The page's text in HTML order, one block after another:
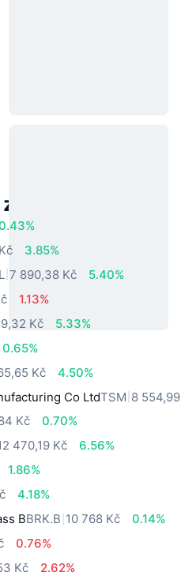
reálného světa
3.85%
7 890,38 Kč
5.40%
1.13%
Kč
5.33%
0.65%
Kč
4.50%
Co LtdTSM 8
Kč
0.70%
470,19 Kč
6.56%
1.86%
4.18%
BBRK.B 10 768 Kč
0.14%
0.76%
Kč
2.62%